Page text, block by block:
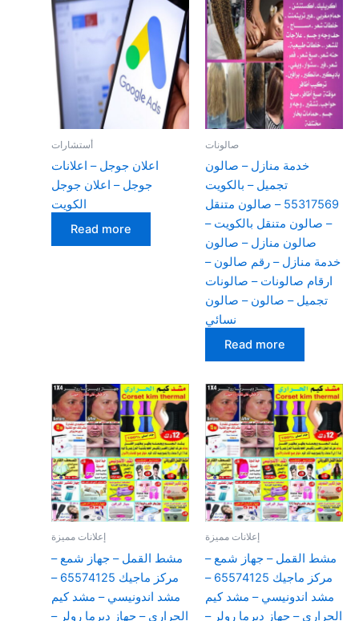
أستشارات
اعلان جوجل – اعلانات
جوجل – اعلان جوجل
الكويت
Read more
صالونات
خدمة منازل – صالون
تجميل – بالكويت
55317569 – صالون متنقل
– صالون متنقل بالكويت –
صالون منازل – صالون
خدمة منازل – رقم صالون –
ارقام صالونات – صالونات
تجميل – صالون – صالون
نسائي
Read more
إعلانات مميزة
مشط القمل – جهاز شمع –
مركز ماجيك 65574125 –
مشد اندونيسي – مشد كيم
الحراري – جهاز ديرما رولر –
إعلانات مميزة
مشط القمل – جهاز شمع –
مركز ماجيك 65574125 –
مشد اندونيسي – مشد كيم
الحراري – جهاز ديرما رولر –